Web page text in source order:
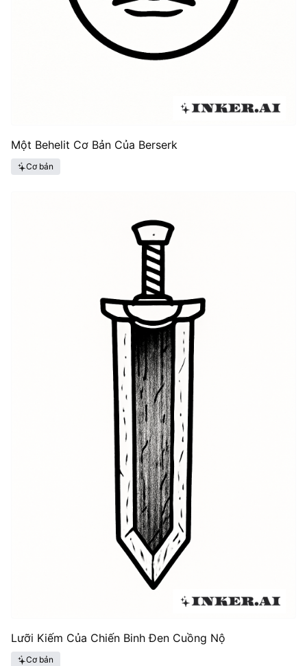
Một Behelit Cơ Bản Của Berserk
Cơ bản
Lưỡi Kiếm Của Chiến Binh Đen Cuồng Nộ
Cơ bản